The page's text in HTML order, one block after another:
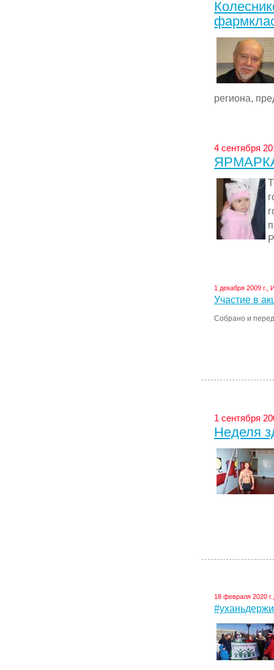
региона,
4 сентября
1 декабря 2009 г.,
Участие в
Собрано и
1 сентября
Неделя
18 февраля 2020